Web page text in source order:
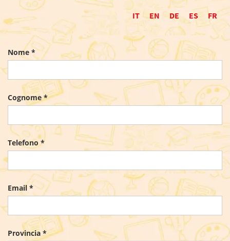
IT EN DE ES FR
Nome *
Cognome *
Telefono *
Email *
Provincia *